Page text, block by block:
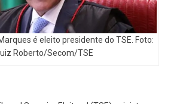
é eleito presidente do TSE. Foto:
Roberto/Secom/TSE